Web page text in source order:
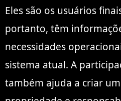
Eles são os usuários
portanto, têm
necessidades
sistema atual. A
também ajuda a criar